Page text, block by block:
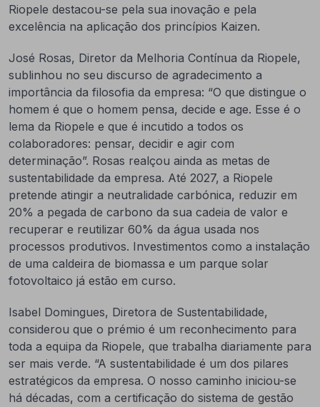
Riopele destacou-se pela sua inovação e pela
excelência na aplicação dos princípios Kaizen.
José Rosas, Diretor da Melhoria Contínua da Riopele,
sublinhou no seu discurso de agradecimento a
importância da filosofia da empresa: “O que distingue o
homem é que o homem pensa, decide e age. Esse é o
lema da Riopele e que é incutido a todos os
colaboradores: pensar, decidir e agir com
determinação”. Rosas realçou ainda as metas de
sustentabilidade da empresa. Até 2027, a Riopele
pretende atingir a neutralidade carbónica, reduzir em
20% a pegada de carbono da sua cadeia de valor e
recuperar e reutilizar 60% da água usada nos
processos produtivos. Investimentos como a instalação
de uma caldeira de biomassa e um parque solar
fotovoltaico já estão em curso.
Isabel Domingues, Diretora de Sustentabilidade,
considerou que o prémio é um reconhecimento para
toda a equipa da Riopele, que trabalha diariamente para
ser mais verde. “A sustentabilidade é um dos pilares
estratégicos da empresa. O nosso caminho iniciou-se
há décadas, com a certificação do sistema de gestão